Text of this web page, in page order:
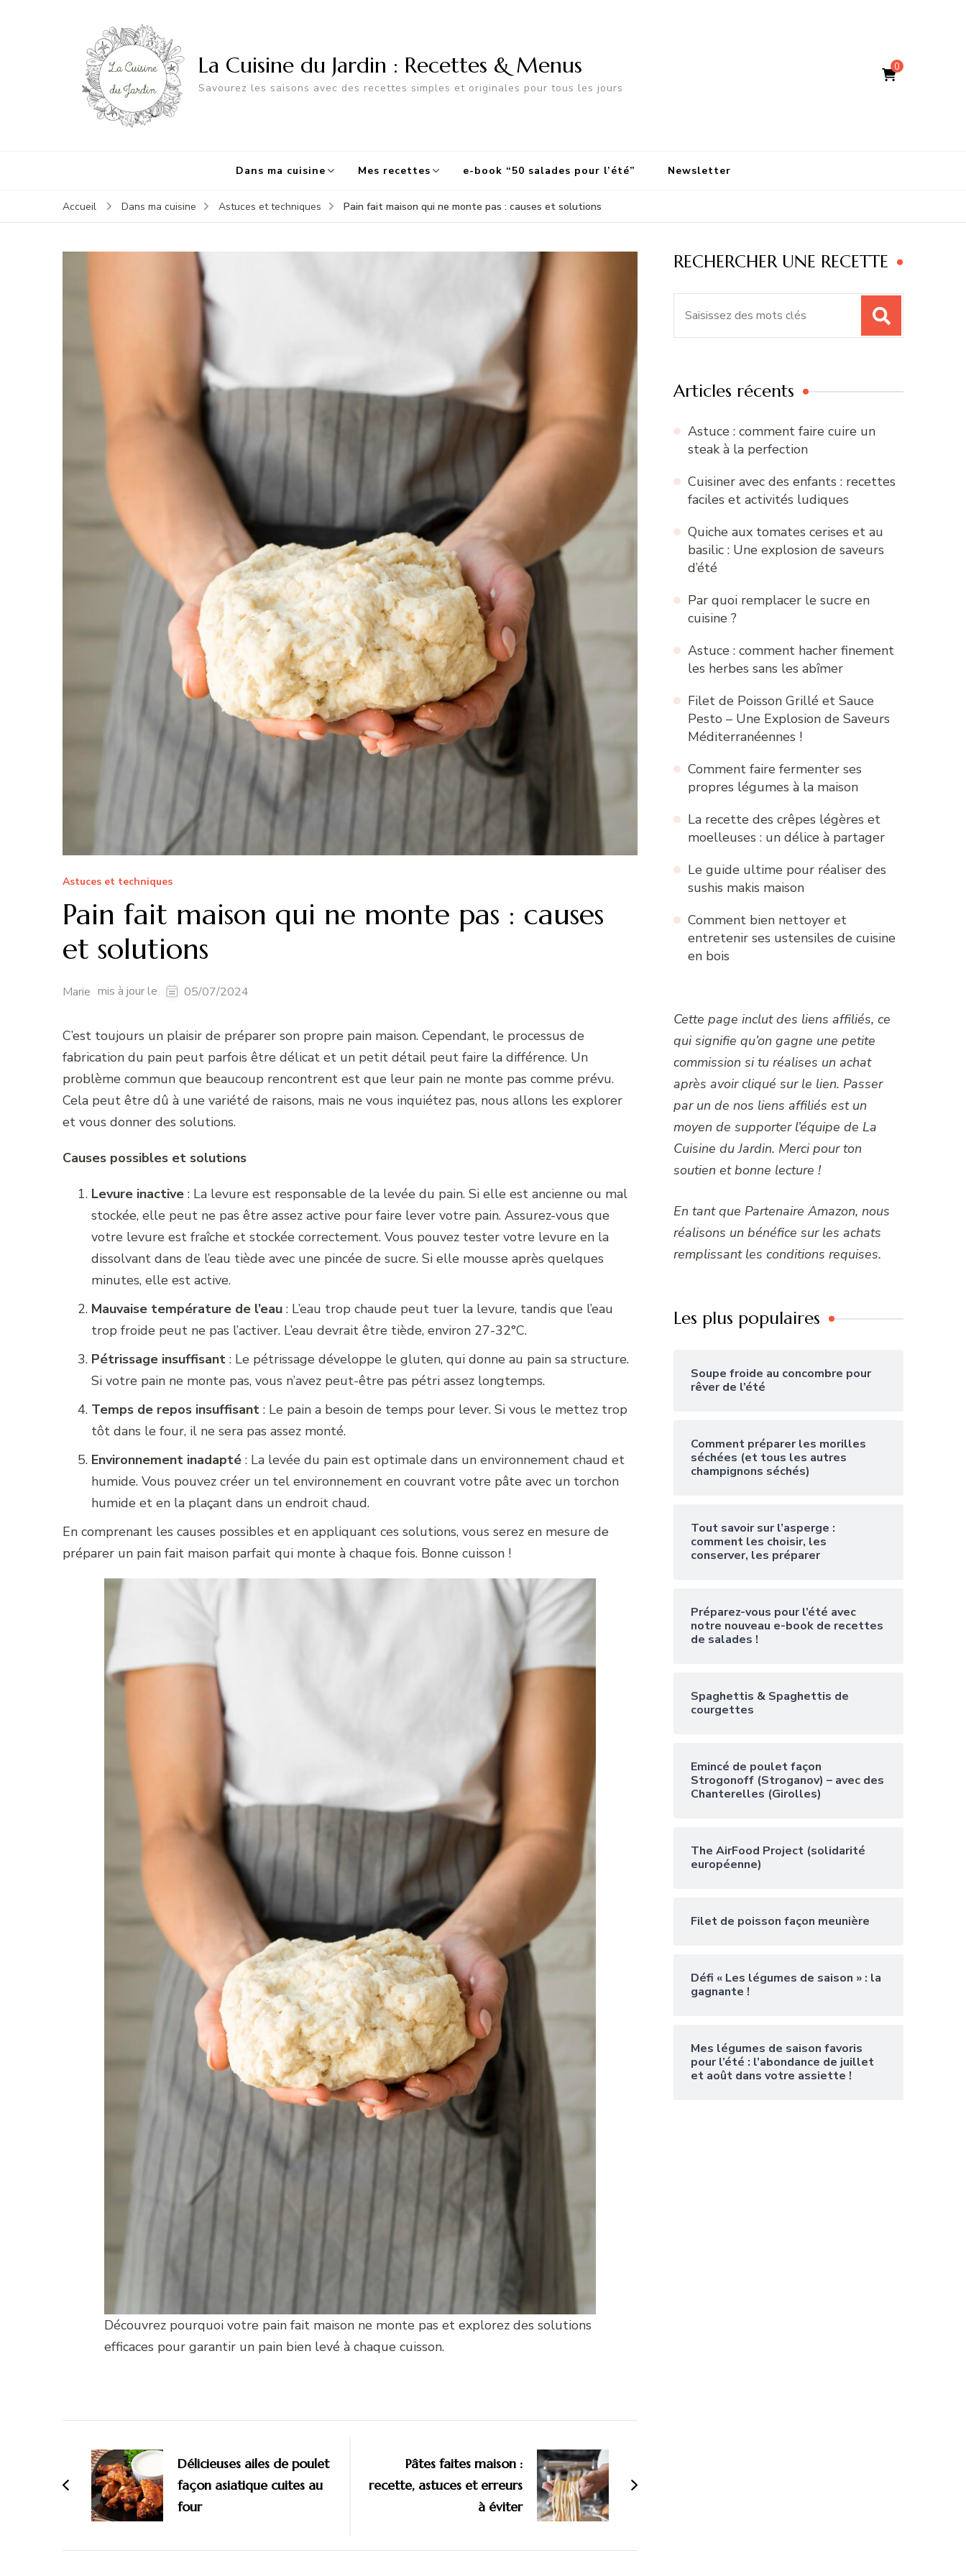
0
La Cuisine du Jardin : Recettes & Menus
Savourez les saisons avec des recettes simples et originales pour tous les jours
Dans ma cuisine Mes recettes e-book “50 salades pour l’été” Newsletter
Accueil Dans ma cuisine Astuces et techniques Pain fait maison qui ne monte pas : causes et solutions
Astuces et techniques
Pain fait maison qui ne monte pas : causes
et solutions
Marie mis à jour le 05/07/2024
C’est toujours un plaisir de préparer son propre pain maison. Cependant, le processus de
fabrication du pain peut parfois être délicat et un petit détail peut faire la différence. Un
problème commun que beaucoup rencontrent est que leur pain ne monte pas comme prévu.
Cela peut être dû à une variété de raisons, mais ne vous inquiétez pas, nous allons les explorer
et vous donner des solutions.
Causes possibles et solutions
Levure inactive : La levure est responsable de la levée du pain. Si elle est ancienne ou mal
stockée, elle peut ne pas être assez active pour faire lever votre pain. Assurez-vous que
votre levure est fraîche et stockée correctement. Vous pouvez tester votre levure en la
dissolvant dans de l’eau tiède avec une pincée de sucre. Si elle mousse après quelques
minutes, elle est active.
Mauvaise température de l’eau : L’eau trop chaude peut tuer la levure, tandis que l’eau
trop froide peut ne pas l’activer. L’eau devrait être tiède, environ 27-32°C.
Pétrissage insuffisant : Le pétrissage développe le gluten, qui donne au pain sa structure.
Si votre pain ne monte pas, vous n’avez peut-être pas pétri assez longtemps.
Temps de repos insuffisant : Le pain a besoin de temps pour lever. Si vous le mettez trop
tôt dans le four, il ne sera pas assez monté.
Environnement inadapté : La levée du pain est optimale dans un environnement chaud et
humide. Vous pouvez créer un tel environnement en couvrant votre pâte avec un torchon
humide et en la plaçant dans un endroit chaud.
En comprenant les causes possibles et en appliquant ces solutions, vous serez en mesure de
préparer un pain fait maison parfait qui monte à chaque fois. Bonne cuisson !
Découvrez pourquoi votre pain fait maison ne monte pas et explorez des solutions
efficaces pour garantir un pain bien levé à chaque cuisson.
d'article
Délicieuses ailes de poulet
façon asiatique cuites au
four
Pâtes faites maison :
recette, astuces et erreurs
à éviter
RECHERCHER UNE RECETTE
Articles récents
Astuce : comment faire cuire un
steak à la perfection
Cuisiner avec des enfants : recettes
faciles et activités ludiques
Quiche aux tomates cerises et au
basilic : Une explosion de saveurs
d’été
Par quoi remplacer le sucre en
cuisine ?
Astuce : comment hacher finement
les herbes sans les abîmer
Filet de Poisson Grillé et Sauce
Pesto – Une Explosion de Saveurs
Méditerranéennes !
Comment faire fermenter ses
propres légumes à la maison
La recette des crêpes légères et
moelleuses : un délice à partager
Le guide ultime pour réaliser des
sushis makis maison
Comment bien nettoyer et
entretenir ses ustensiles de cuisine
en bois
Cette page inclut des liens affiliés, ce
qui signifie qu’on gagne une petite
commission si tu réalises un achat
après avoir cliqué sur le lien. Passer
par un de nos liens affiliés est un
moyen de supporter l’équipe de La
Cuisine du Jardin. Merci pour ton
soutien et bonne lecture !
En tant que Partenaire Amazon, nous
réalisons un bénéfice sur les achats
remplissant les conditions requises.
Les plus populaires
Soupe froide au concombre pour
rêver de l’été
Comment préparer les morilles
séchées (et tous les autres
champignons séchés)
Tout savoir sur l’asperge :
comment les choisir, les
conserver, les préparer
Préparez-vous pour l’été avec
notre nouveau e-book de recettes
de salades !
Spaghettis & Spaghettis de
courgettes
Emincé de poulet façon
Strogonoff (Stroganov) – avec des
Chanterelles (Girolles)
The AirFood Project (solidarité
européenne)
Filet de poisson façon meunière
Défi « Les légumes de saison » : la
gagnante !
Mes légumes de saison favoris
pour l’été : l’abondance de juillet
et août dans votre assiette !